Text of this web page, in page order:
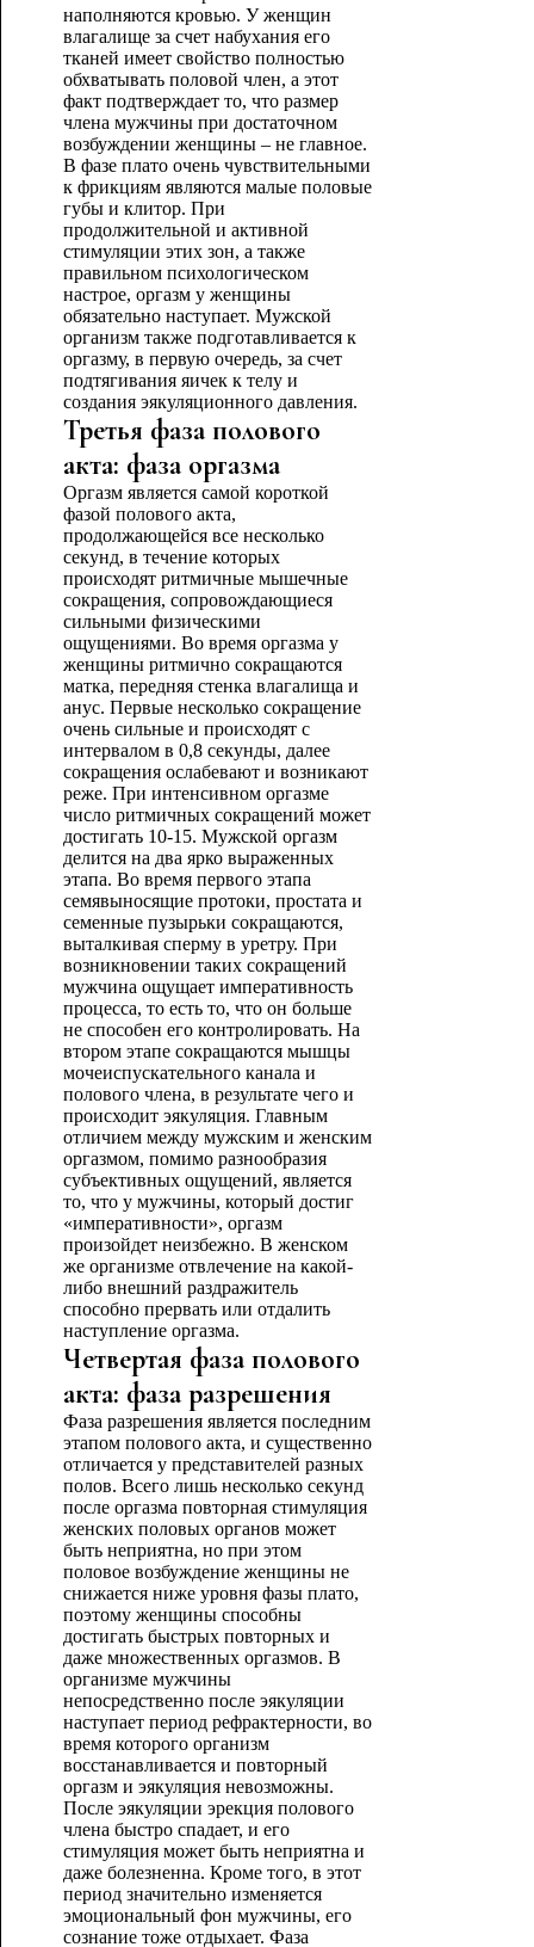
наполняются кровью. У женщин
влагалище за счет набухания его
тканей имеет свойство полностью
обхватывать половой член, а этот
факт подтверждает то, что размер
члена мужчины при достаточном
возбуждении женщины – не главное.
В фазе плато очень чувствительными
к фрикциям являются малые половые
губы и клитор. При
продолжительной и активной
стимуляции этих зон, а также
правильном психологическом
настрое, оргазм у женщины
обязательно наступает. Мужской
организм также подготавливается к
оргазму, в первую очередь, за счет
подтягивания яичек к телу и
создания эякуляционного давления.
Третья фаза полового
акта: фаза оргазма
Оргазм является самой короткой
фазой полового акта,
продолжающейся все несколько
секунд, в течение которых
происходят ритмичные мышечные
сокращения, сопровождающиеся
сильными физическими
ощущениями. Во время оргазма у
женщины ритмично сокращаются
матка, передняя стенка влагалища и
анус. Первые несколько сокращение
очень сильные и происходят с
интервалом в 0,8 секунды, далее
сокращения ослабевают и возникают
реже. При интенсивном оргазме
число ритмичных сокращений может
достигать 10-15. Мужской оргазм
делится на два ярко выраженных
этапа. Во время первого этапа
семявыносящие протоки, простата и
семенные пузырьки сокращаются,
выталкивая сперму в уретру. При
возникновении таких сокращений
мужчина ощущает императивность
процесса, то есть то, что он больше
не способен его контролировать. На
втором этапе сокращаются мышцы
мочеиспускательного канала и
полового члена, в результате чего и
происходит эякуляция. Главным
отличием между мужским и женским
оргазмом, помимо разнообразия
субъективных ощущений, является
то, что у мужчины, который достиг
«императивности», оргазм
произойдет неизбежно. В женском
же организме отвлечение на какой-
либо внешний раздражитель
способно прервать или отдалить
наступление оргазма.
Четвертая фаза полового
акта: фаза разрешения
Фаза разрешения является последним
этапом полового акта, и существенно
отличается у представителей разных
полов. Всего лишь несколько секунд
после оргазма повторная стимуляция
женских половых органов может
быть неприятна, но при этом
половое возбуждение женщины не
снижается ниже уровня фазы плато,
поэтому женщины способны
достигать быстрых повторных и
даже множественных оргазмов. В
организме мужчины
непосредственно после эякуляции
наступает период рефрактерности, во
время которого организм
восстанавливается и повторный
оргазм и эякуляция невозможны.
После эякуляции эрекция полового
члена быстро спадает, и его
стимуляция может быть неприятна и
даже болезненна. Кроме того, в этот
период значительно изменяется
эмоциональный фон мужчины, его
сознание тоже отдыхает. Фаза